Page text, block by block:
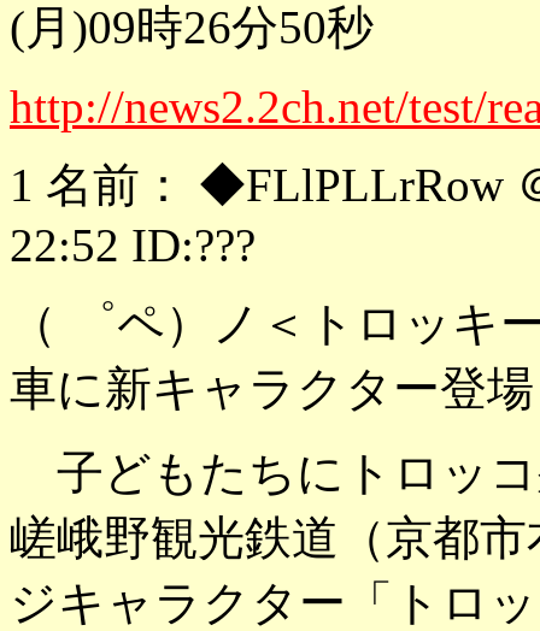
(月)09時26分50秒
http://news2.2ch.net/test/
1 名前： ◆FLlPLLrRow
22:52 ID:???
（ ゜ペ）ノ＜トロッ
車に新キャラクター登
子どもたちにトロッ
嵯峨野観光鉄道（京都
ジキャラクター「トロ